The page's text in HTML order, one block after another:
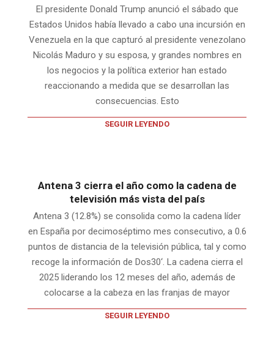
El presidente Donald Trump anunció el sábado que
Estados Unidos había llevado a cabo una incursión en
Venezuela en la que capturó al presidente venezolano
Nicolás Maduro y su esposa, y grandes nombres en
los negocios y la política exterior han estado
reaccionando a medida que se desarrollan las
consecuencias. Esto
SEGUIR LEYENDO
Antena 3 cierra el año como la cadena de
televisión más vista del país
Antena 3 (12.8%) se consolida como la cadena líder
en España por decimoséptimo mes consecutivo, a 0.6
puntos de distancia de la televisión pública, tal y como
recoge la información de Dos30‘. La cadena cierra el
2025 liderando los 12 meses del año, además de
colocarse a la cabeza en las franjas de mayor
SEGUIR LEYENDO